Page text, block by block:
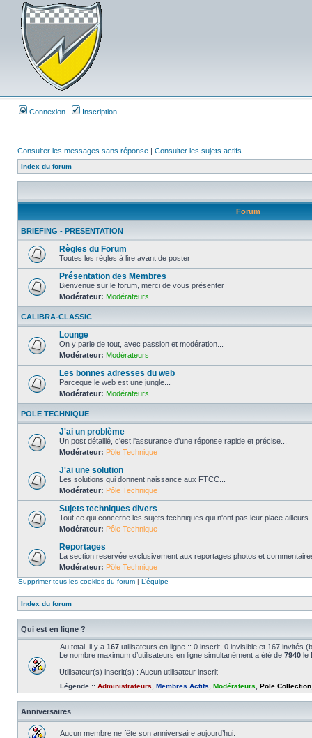
Connexion Inscription
Consulter les messages sans réponse | Consulter les sujets actifs
Index du forum
Forum
BRIEFING - PRESENTATION
Règles du Forum
Toutes les règles à lire avant de poster
Présentation des Membres
Bienvenue sur le forum, merci de vous présenter
Modérateur: Modérateurs
CALIBRA-CLASSIC
Lounge
On y parle de tout, avec passion et modération...
Modérateur: Modérateurs
Les bonnes adresses du web
Parceque le web est une jungle...
Modérateur: Modérateurs
POLE TECHNIQUE
J'ai un problème
Un post détaillé, c'est l'assurance d'une réponse rapide et précise...
Modérateur: Pôle Technique
J'ai une solution
Les solutions qui donnent naissance aux FTCC...
Modérateur: Pôle Technique
Sujets techniques divers
Tout ce qui concerne les sujets techniques qui n'ont pas leur place
Modérateur: Pôle Technique
Reportages
La section reservée exclusivement aux reportages photos et
Modérateur: Pôle Technique
Supprimer tous les cookies du forum | L’équipe
Index du forum
Qui est en ligne ?
Au total, il y a 167 utilisateurs en ligne :: 0 inscrit, 0 invisible et 167 invités
Le nombre maximum d’utilisateurs en ligne simultanément a été de 7940 le
Utilisateur(s) inscrit(s) : Aucun utilisateur inscrit
Légende :: Administrateurs Membres Actifs Modérateurs Pole Collection
Anniversaires
Aucun membre ne fête son anniversaire aujourd’hui.